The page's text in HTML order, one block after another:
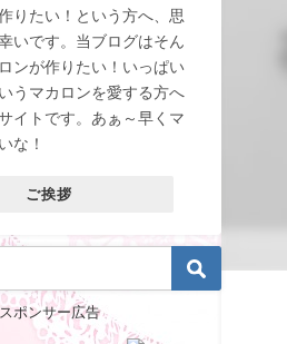
りたい！という方へ、思
いです。当ブログはそん
ンが作りたい！いっぱい
うマカロンを愛する方へ
イトです。あぁ～早くマ
な！
ご挨拶
スポンサー広告